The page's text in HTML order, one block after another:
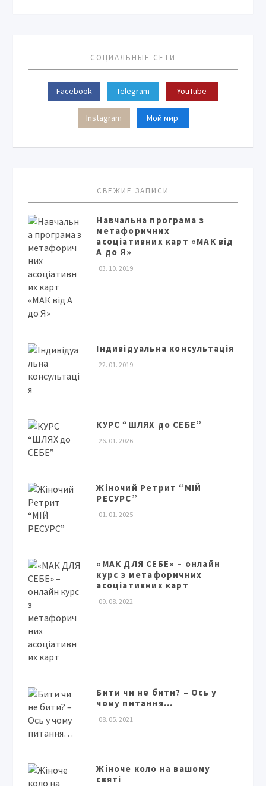
СОЦИАЛЬНЫЕ СЕТИ
Facebook Telegram YouTube
Instagram Мой мир
СВЕЖИЕ ЗАПИСИ
Навчальна програма з
метафоричних
асоціативних карт «МАК від
А до Я»
03. 10. 2019
Індивідуальна консультація
22. 01. 2019
КУРС “ШЛЯХ до СЕБЕ”
26. 01. 2026
Жіночий Ретрит “МІЙ
РЕСУРС”
01. 01. 2025
«МАК ДЛЯ СЕБЕ» – онлайн
курс з метафоричних
асоціативних карт
09. 08. 2022
Бити чи не бити? – Ось у
чому питання…
08. 05. 2021
Жіноче коло на вашому
святі